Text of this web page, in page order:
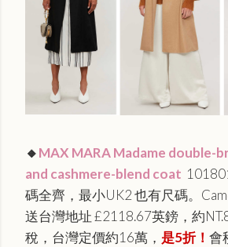
🔸MAX MARA Madame double-
and cashmere-blend coat
碼全齊，最小UK2 也有尺碼。
送台灣地址 £2118.67英鎊，約
稅，台灣定價約16萬， 是5折！ 會